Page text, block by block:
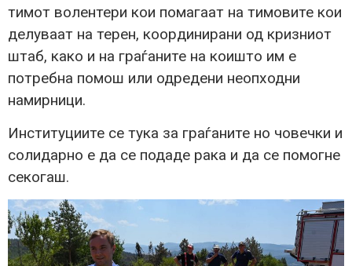
тимот волентери кои помагаат на тимовите кои
делуваат на терен, координирани од кризниот
штаб, како и на граѓаните на коишто им е
потребна помош или одредени неопходни
намирници.
Институциите се тука за граѓаните но човечки и
солидарно е да се подаде рака и да се помогне
секогаш.